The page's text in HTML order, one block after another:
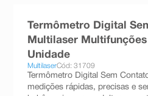
Termômetro Digital
Multilaser Multifunções
Unidade
MultilaserCód: 31709
Termômetro Digital Sem
medições rápidas, precisas e
teste gravidez
ºesmalte